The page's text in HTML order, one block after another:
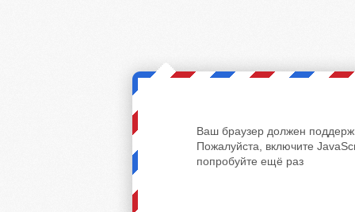
Ваш браузер должен
Пожалуйста, включите
попробуйте ещё раз